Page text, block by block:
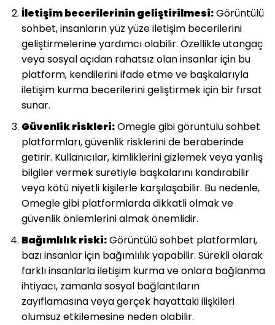
İletişim becerilerinin geliştirilmesi:Görüntülü
sohbet, insanların yüz yüze iletişim becerilerini
geliştirmelerine yardımcı olabilir. Özellikle utangaç
veya sosyal açıdan rahatsız olan insanlar için bu
platform, kendilerini ifade etme ve başkalarıyla
iletişim kurma becerilerini geliştirmek için bir fırsat
sunar.
Güvenlik riskleri:Omegle gibi görüntülü sohbet
platformları, güvenlik risklerini de beraberinde
getirir. Kullanıcılar, kimliklerini gizlemek veya yanlış
bilgiler vermek suretiyle başkalarını kandırabilir
veya kötü niyetli kişilerle karşılaşabilir. Bu nedenle,
Omegle gibi platformlarda dikkatli olmak ve
güvenlik önlemlerini almak önemlidir.
Bağımlılık riski:Görüntülü sohbet platformları,
bazı insanlar için bağımlılık yapabilir. Sürekli olarak
farklı insanlarla iletişim kurma ve onlara bağlanma
ihtiyacı, zamanla sosyal bağlantıların
zayıflamasına veya gerçek hayattaki ilişkileri
olumsuz etkilemesine neden olabilir.